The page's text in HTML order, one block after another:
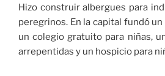
Hizo construir albergues para
peregrinos. En la capital fundó
un colegio gratuito para niñas,
arrepentidas y un hospicio para